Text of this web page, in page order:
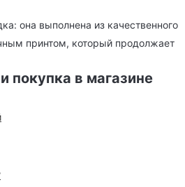
она выполнена из качественного
принтом, который продолжает
покупка в магазине